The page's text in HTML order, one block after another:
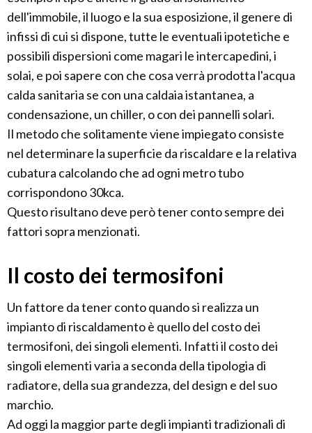
dell'immobile, il luogo e la sua esposizione, il genere di
infissi di cui si dispone, tutte le eventuali ipotetiche e
possibili dispersioni come magari le intercapedini, i
solai, e poi sapere con che cosa verrà prodotta l'acqua
calda sanitaria se con una caldaia istantanea, a
condensazione, un chiller, o con dei pannelli solari.
Il metodo che solitamente viene impiegato consiste
nel determinare la superficie da riscaldare e la relativa
cubatura calcolando che ad ogni metro tubo
corrispondono 30kca.
Questo risultano deve però tener conto sempre dei
fattori sopra menzionati.
Il costo dei termosifoni
Un fattore da tener conto quando si realizza un
impianto di riscaldamento è quello del costo dei
termosifoni, dei singoli elementi. Infatti il costo dei
singoli elementi varia a seconda della tipologia di
radiatore, della sua grandezza, del design e del suo
marchio.
Ad oggi la maggior parte degli impianti tradizionali di